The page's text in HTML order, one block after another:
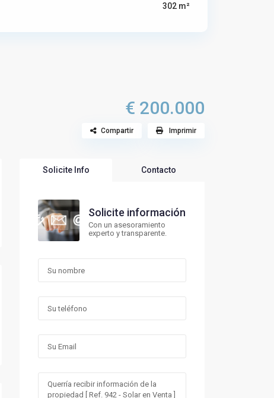
302 m²
€ 200.000
Compartir Imprimir
Solicite Info Contacto
Solicite información
Con un asesoramiento
experto y transparente.